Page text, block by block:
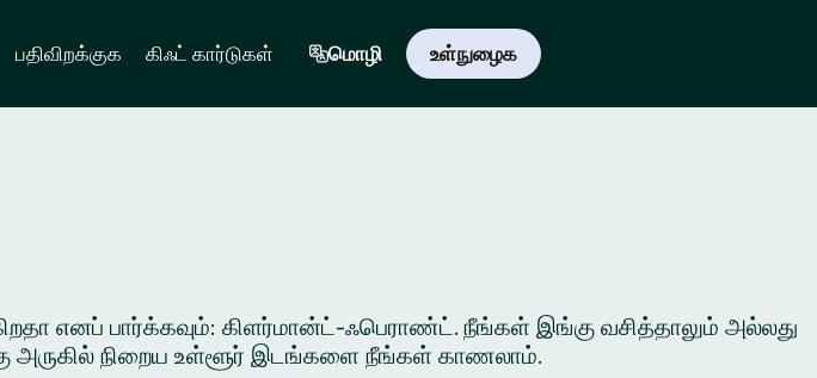
பதிவிறக்குக கிஃட் கார்டுகள் மொழி உள்நுழைக
எனப் பார்க்கவும்: கிளர்மான்ட்-ஃபெராண்ட். நீங்கள் இங்கு வசித்தாலும் அல்லது
அருகில் நிறைய உள்ளூர் இடங்களை நீங்கள் காணலாம்.